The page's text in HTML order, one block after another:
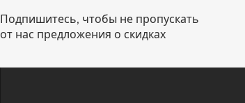
Подпишитесь, чтобы не пропускать
от нас предложения о скидках